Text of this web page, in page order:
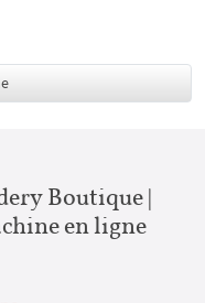
Boutique |
en ligne